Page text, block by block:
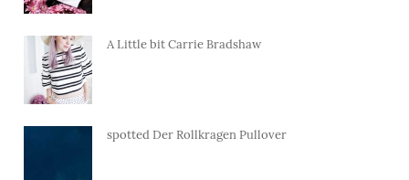
A Little bit Carrie Bradshaw
spotted Der Rollkragen Pullover